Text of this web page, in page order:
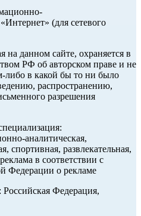
(для сетевого
данном сайте, охраняется в
РФ об авторском праве и не
либо в какой бы то ни было
распространению,
разрешения
аналитическая,
спортивная, развлекательная,
в соответствии с
Федерации о рекламе
Российская Федерация,